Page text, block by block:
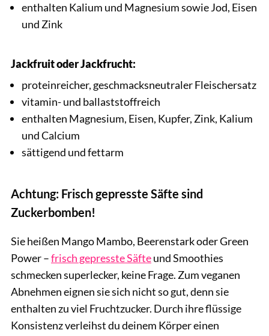
enthalten Kalium und Magnesium sowie Jod, Eisen
und Zink
Jackfruit oder Jackfrucht:
proteinreicher, geschmacksneutraler Fleischersatz
vitamin- und ballaststoffreich
enthalten Magnesium, Eisen, Kupfer, Zink, Kalium
und Calcium
sättigend und fettarm
Achtung: Frisch gepresste Säfte sind
Zuckerbomben!
Sie heißen Mango Mambo, Beerenstark oder Green
Power –frisch gepresste Säfteund Smoothies
schmecken superlecker, keine Frage. Zum veganen
Abnehmen eignen sie sich nicht so gut, denn sie
enthalten zu viel Fruchtzucker. Durch ihre flüssige
Konsistenz verleihst du deinem Körper einen